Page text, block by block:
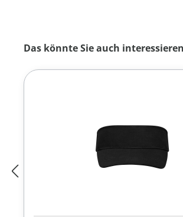
Produktgalerie überspringen
Das könnte Sie auch interessieren